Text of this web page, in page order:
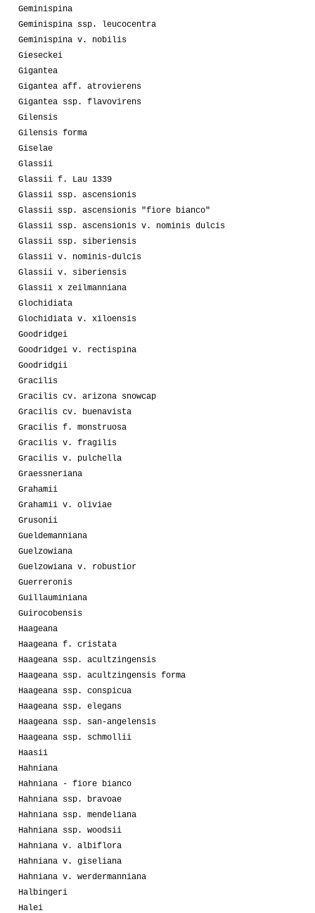
Geminispina
Geminispina ssp. leucocentra
Geminispina v. nobilis
Gieseckei
Gigantea
Gigantea aff. atrovierens
Gigantea ssp. flavovirens
Gilensis
Gilensis forma
Giselae
Glassii
Glassii f. Lau 1339
Glassii ssp. ascensionis
Glassii ssp. ascensionis "fiore bianco"
Glassii ssp. ascensionis v. nominis dulcis
Glassii ssp. siberiensis
Glassii v. nominis-dulcis
Glassii v. siberiensis
Glassii x zeilmanniana
Glochidiata
Glochidiata v. xiloensis
Goodridgei
Goodridgei v. rectispina
Goodridgii
Gracilis
Gracilis cv. arizona snowcap
Gracilis cv. buenavista
Gracilis f. monstruosa
Gracilis v. fragilis
Gracilis v. pulchella
Graessneriana
Grahamii
Grahamii v. oliviae
Grusonii
Gueldemanniana
Guelzowiana
Guelzowiana v. robustior
Guerreronis
Guillauminiana
Guirocobensis
Haageana
Haageana f. cristata
Haageana ssp. acultzingensis
Haageana ssp. acultzingensis forma
Haageana ssp. conspicua
Haageana ssp. elegans
Haageana ssp. san-angelensis
Haageana ssp. schmollii
Haasii
Hahniana
Hahniana - fiore bianco
Hahniana ssp. bravoae
Hahniana ssp. mendeliana
Hahniana ssp. woodsii
Hahniana v. albiflora
Hahniana v. giseliana
Hahniana v. werdermanniana
Halbingeri
Halei